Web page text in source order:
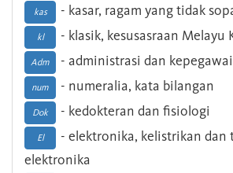
kas - kasar, ragam yang tidak
kl - klasik, kesusasraan Melayu
Adm - administrasi dan
num - numeralia, kata bilangan
Dok - kedokteran dan fisiologi
El
- elektronika, kelistrikan dan
elektronika